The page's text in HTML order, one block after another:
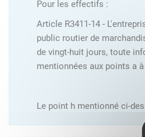
Pour les effectifs :
Article R3411-14 -
public routier de
de vingt-huit jours, toute
mentionnées aux points a
Le point h mentionné ci-